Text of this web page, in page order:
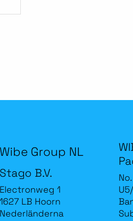
Wibe Group NL
Stago B.V.
Electronweg 1
1627 LB Hoorn
Nederländerna